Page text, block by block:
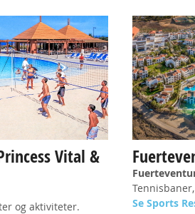
Vital &
og aktiviteter.
Se Sports